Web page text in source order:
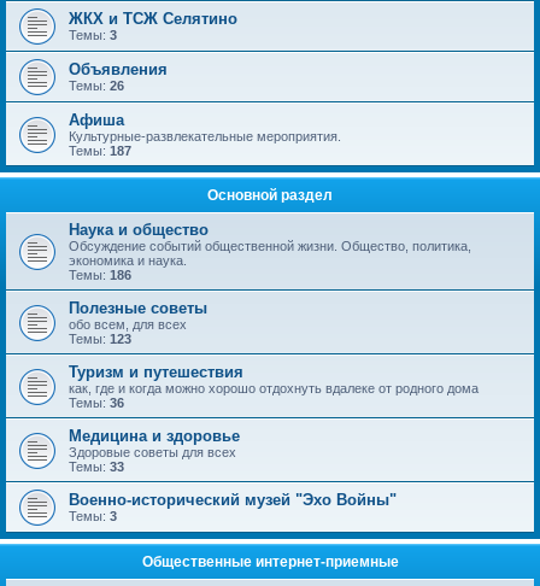
ЖКХ и ТСЖ Селятино
Темы: 3
Объявления
Темы: 26
Афиша
Культурные-развлекательные мероприятия.
Темы: 187
Основной раздел
Наука и общество
Обсуждение событий общественной жизни. Общество, политика,
экономика и наука.
Темы: 186
Полезные советы
обо всем, для всех
Темы: 123
Туризм и путешествия
как, где и когда можно хорошо отдохнуть вдалеке от родного дома
Темы: 36
Медицина и здоровье
Здоровые советы для всех
Темы: 33
Военно-исторический музей "Эхо Войны"
Темы: 3
Общественные интернет-приемные